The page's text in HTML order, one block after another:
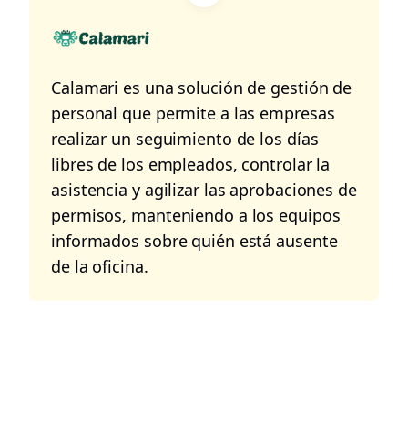
Calamari es una solución de gestión de
personal que permite a las empresas
realizar un seguimiento de los días
libres de los empleados, controlar la
asistencia y agilizar las aprobaciones de
permisos, manteniendo a los equipos
informados sobre quién está ausente
de la oficina.